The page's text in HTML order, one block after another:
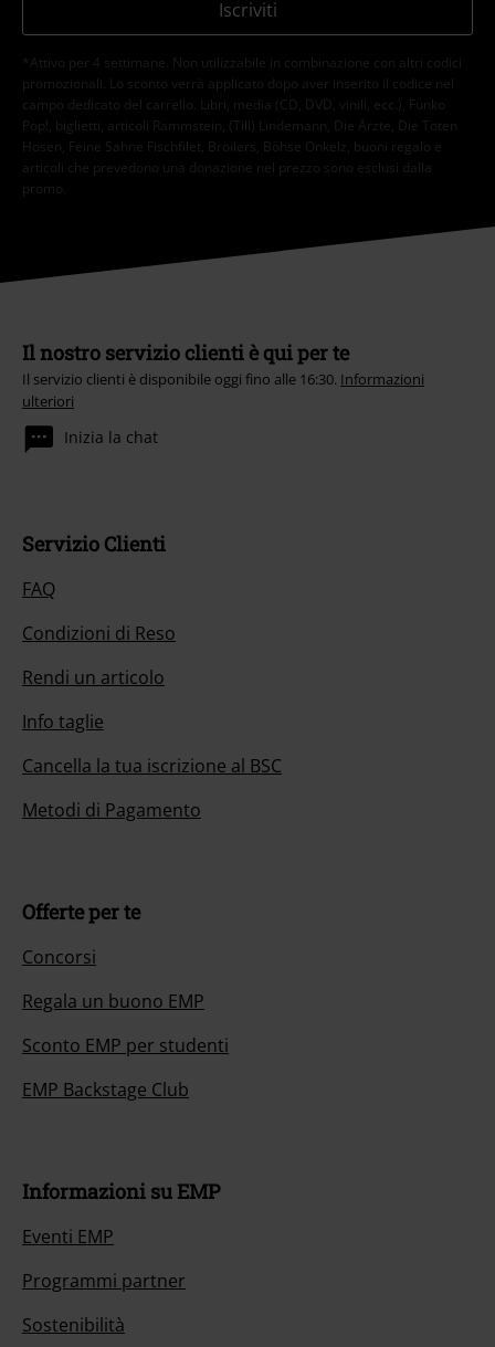
Iscriviti
*Attivo per 4 settimane. Non utilizzabile in combinazione con altri codici
promozionali. Lo sconto verrà applicato dopo aver inserito il codice nel
campo dedicato del carrello. Libri, media (CD, DVD, vinili, ecc.), Funko
Pop!, biglietti, articoli Rammstein, (Till) Lindemann, Die Ärzte, Die Toten
Hosen, Feine Sahne Fischfilet, Broilers, Böhse Onkelz, buoni regalo e
articoli che prevedono una donazione nel prezzo sono esclusi dalla
promo.
Il nostro servizio clienti è qui per te
Il servizio clienti è disponibile oggi fino alle 16:30. Informazioni
ulteriori
Inizia la chat
Servizio Clienti
FAQ
Condizioni di Reso
Rendi un articolo
Info taglie
Cancella la tua iscrizione al BSC
Metodi di Pagamento
Offerte per te
Concorsi
Regala un buono EMP
Sconto EMP per studenti
EMP Backstage Club
Informazioni su EMP
Eventi EMP
Programmi partner
Sostenibilità